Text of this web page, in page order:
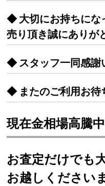
大切にお持ちにな
売り頂き誠にありが
スタッフ一同感謝
またのご利用お待
現在金相場高騰中
お査定だけでも
お越しください